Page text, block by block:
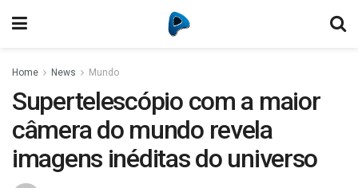
Home News Mundo
Supertelescópio com a maior
câmera do mundo revela
imagens inéditas do universo